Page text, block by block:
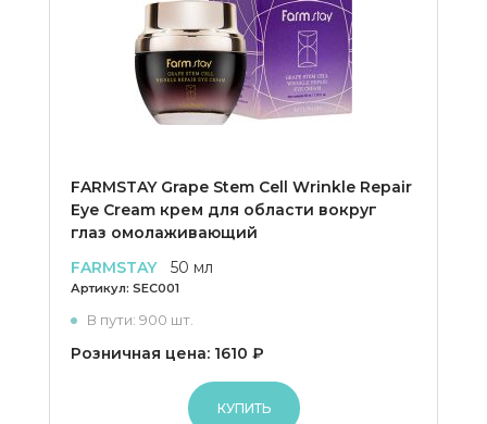
FARMSTAY Grape Stem Cell Wrinkle Repair
Eye Cream крем для области вокруг
глаз омолаживающий
FARMSTAY
50 мл
Артикул: SEC001
В пути: 900 шт.
Розничная цена: 1610 ₽
КУПИТЬ